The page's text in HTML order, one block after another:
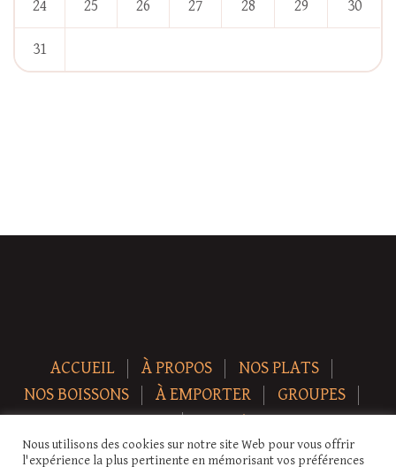
24 25 26 27 28 29 30
31
ACCUEIL À PROPOS
NOS PLATS
NOS BOISSONS
À EMPORTER
GROUPES
NEWS
CONTACT
Copyright © 2026 Auberge-ecurie. Tous droits réservés.
Nous utilisons des cookies sur notre site Web pour vous offrir
l'expérience la plus pertinente en mémorisant vos préférences